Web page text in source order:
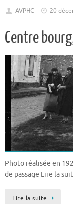
AVPHC 20
Centre
Photo réalisée en
de passage Lire la
Lire la suite